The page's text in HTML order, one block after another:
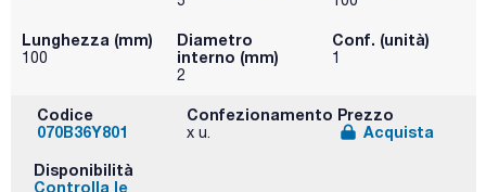
Lunghezza (mm)
100
Diametro
interno (mm)
2
Conf. (unità)
1
Codice
070B36Y801
Confezionamento
x u.
Prezzo
Acquista
Disponibilità
Controlla le